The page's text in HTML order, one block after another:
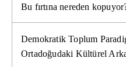
Bu fırtına nereden
Demokratik Toplum
Ortadoğudaki Kültürel